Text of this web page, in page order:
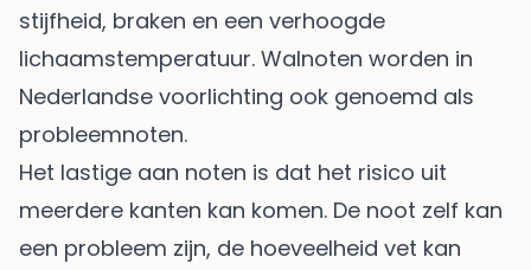
stijfheid, braken en een verhoogde
lichaamstemperatuur. Walnoten worden in
Nederlandse voorlichting ook genoemd als
probleemnoten.
Het lastige aan noten is dat het risico uit
meerdere kanten kan komen. De noot zelf kan
een probleem zijn, de hoeveelheid vet kan